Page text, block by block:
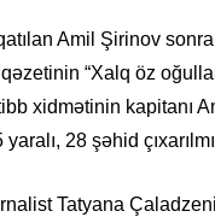
Amil Şirinov
“Xalq öz
xidmətinin kapitanı
28 şəhid
Tatyana